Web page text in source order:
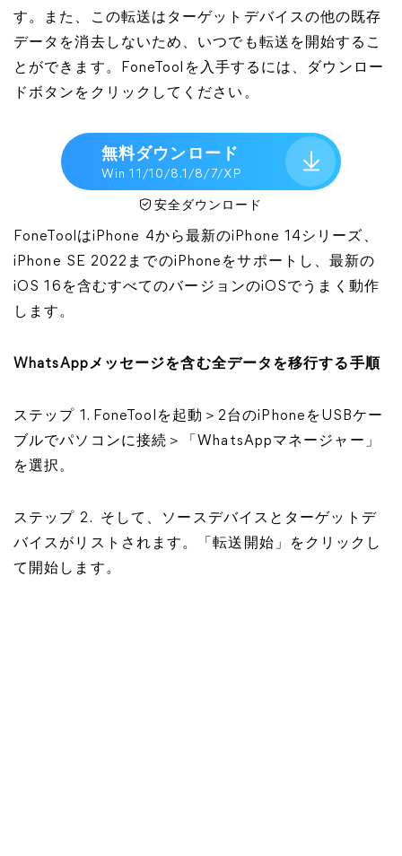
す。また、この転送はターゲットデバイスの他の既存
データを消去しないため、いつでも転送を開始するこ
とができます。FoneToolを入手するには、ダウンロー
ドボタンをクリックしてください。
無料ダウンロード
Win 11/10/8.1/8/7/XP
安全ダウンロード
FoneToolはiPhone 4から最新のiPhone 14シリーズ、
iPhone SE 2022までのiPhoneをサポートし、最新の
iOS 16を含むすべてのバージョンのiOSでうまく動作
します。
WhatsAppメッセージを含む全データを移行する手順
ステップ 1. FoneToolを起動＞2台のiPhoneをUSBケー
ブルでパソコンに接続＞「WhatsAppマネージャー」
を選択。
ステップ 2. そして、ソースデバイスとターゲットデ
バイスがリストされます。「転送開始」をクリックし
て開始します。